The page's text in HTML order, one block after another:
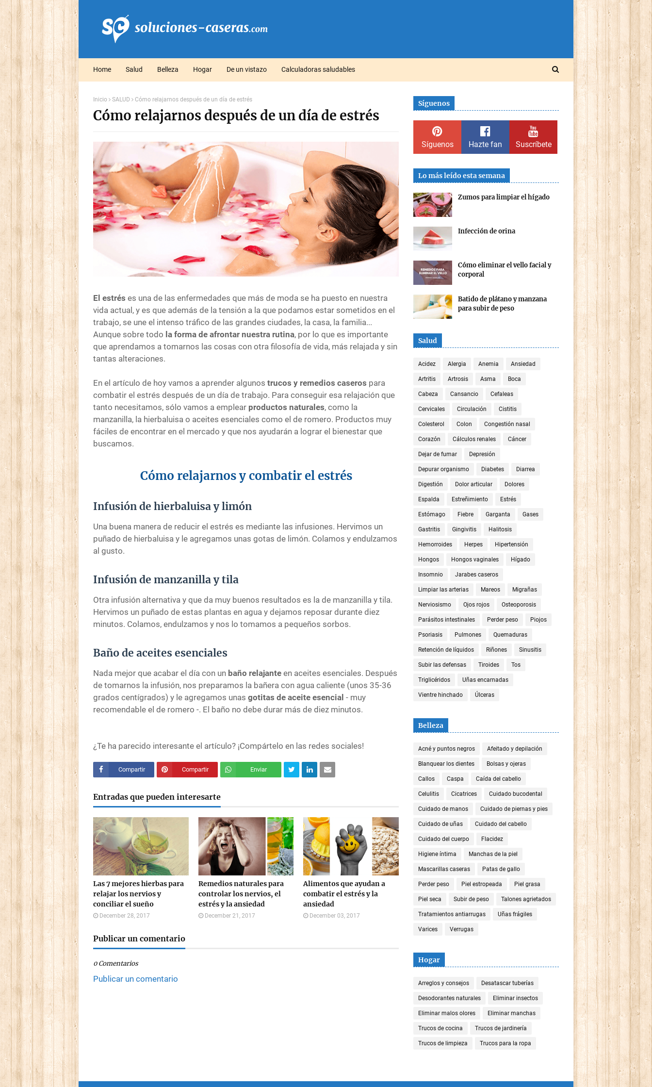
Home Salud Belleza Hogar De un vistazo Calculadoras saludables
Inicio SALUD Cómo relajarnos después de un día de estrés
Cómo relajarnos después de un día de estrés
El estrés es una de las enfermedades que más de moda se ha puesto en nuestra
vida actual, y es que además de la tensión a la que podamos estar sometidos en el
trabajo, se une el intenso tráfico de las grandes ciudades, la casa, la familia...
Aunque sobre todo la forma de afrontar nuestra rutina, por lo que es importante
que aprendamos a tomarnos las cosas con otra filosofía de vida, más relajada y sin
tantas alteraciones.
En el artículo de hoy vamos a aprender algunos trucos y remedios caseros para
combatir el estrés después de un día de trabajo. Para conseguir esa relajación que
tanto necesitamos, sólo vamos a emplear productos naturales, como la
manzanilla, la hierbaluisa o aceites esenciales como el de romero. Productos muy
fáciles de encontrar en el mercado y que nos ayudarán a lograr el bienestar que
buscamos.
Cómo relajarnos y combatir el estrés
Infusión de hierbaluisa y limón
Una buena manera de reducir el estrés es mediante las infusiones. Hervimos un
puñado de hierbaluisa y le agregamos unas gotas de limón. Colamos y endulzamos
al gusto.
Infusión de manzanilla y tila
Otra infusión alternativa y que da muy buenos resultados es la de manzanilla y tila.
Hervimos un puñado de estas plantas en agua y dejamos reposar durante diez
minutos. Colamos, endulzamos y nos lo tomamos a pequeños sorbos.
Baño de aceites esenciales
Nada mejor que acabar el día con un baño relajante en aceites esenciales. Después
de tomarnos la infusión, nos preparamos la bañera con agua caliente (unos 35-36
grados centígrados) y le agregamos unas gotitas de aceite esencial - muy
recomendable el de romero -. El baño no debe durar más de diez minutos.
¿Te ha parecido interesante el artículo? ¡Compártelo en las redes sociales!
Compartir Compartir Enviar
Entradas que pueden interesarte
Las 7 mejores hierbas para
relajar los nervios y
conciliar el sueño
December 28, 2017
Remedios naturales para
controlar los nervios, el
estrés y la ansiedad
December 21, 2017
Alimentos que ayudan a
combatir el estrés y la
ansiedad
December 03, 2017
Publicar un comentario
0 Comentarios
Publicar un comentario
Síguenos
Síguenos Hazte fan Suscríbete
Lo más leído esta semana
Zumos para limpiar el hígado
Infección de orina
Cómo eliminar el vello facial y
corporal
Batido de plátano y manzana
para subir de peso
Salud
Acidez Alergia Anemia Ansiedad
Artritis Artrosis Asma Boca
Cabeza Cansancio Cefaleas
Cervicales Circulación Cistitis
Colesterol Colon Congestión nasal
Corazón Cálculos renales Cáncer
Dejar de fumar Depresión
Depurar organismo Diabetes Diarrea
Digestión Dolor articular Dolores
Espalda Estreñimiento Estrés
Estómago Fiebre Garganta Gases
Gastritis Gingivitis Halitosis
Hemorroides Herpes Hipertensión
Hongos Hongos vaginales Hígado
Insomnio Jarabes caseros
Limpiar las arterias Mareos Migrañas
Nerviosismo Ojos rojos Osteoporosis
Parásitos intestinales Perder peso Piojos
Psoriasis Pulmones Quemaduras
Retención de líquidos Riñones Sinusitis
Subir las defensas Tiroides Tos
Triglicéridos Uñas encarnadas
Vientre hinchado Úlceras
Belleza
Acné y puntos negros Afeitado y depilación
Blanquear los dientes Bolsas y ojeras
Callos Caspa Caída del cabello
Celulitis Cicatrices Cuidado bucodental
Cuidado de manos Cuidado de piernas y pies
Cuidado de uñas Cuidado del cabello
Cuidado del cuerpo Flacidez
Higiene íntima Manchas de la piel
Mascarillas caseras Patas de gallo
Perder peso Piel estropeada Piel grasa
Piel seca Subir de peso Talones agrietados
Tratamientos antiarrugas Uñas frágiles
Varices Verrugas
Hogar
Arreglos y consejos Desatascar tuberías
Desodorantes naturales Eliminar insectos
Eliminar malos olores Eliminar manchas
Trucos de cocina Trucos de jardinería
Trucos de limpieza Trucos para la ropa